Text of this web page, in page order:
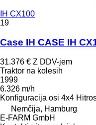
IH CX100
19
Case IH CASE IH
31.376 € Z DDV-jem
Traktor na kolesih
1999
6.326 m/h
Konfiguracija osi 4x4
Nemčija, Hamburg
E-FARM GmbH